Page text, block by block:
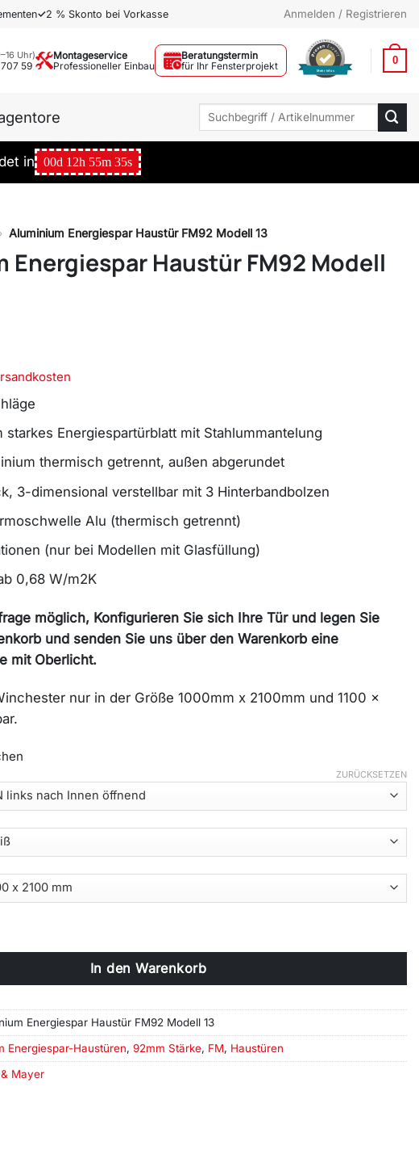
✓2 % Skonto bei Vorkasse Anmelden / Registrieren
Uhr)
59
Montageservice
Professioneller Einbau
Beratungstermin
für Ihr Fensterprojekt
Mehr Infos
0
Suchen
in 00d 12h 55m 33s
Aluminium Energiespar Haustür FM92 Modell 13
Energiespar Haustür FM92 Modell
starkes Energiespartürblatt mit Stahlummantelung
thermisch getrennt, außen abgerundet
3-dimensional verstellbar mit 3 Hinterbandbolzen
Alu (thermisch getrennt)
(nur bei Modellen mit Glasfüllung)
0,68 W/m2K
möglich, Konfigurieren Sie sich Ihre Tür und legen Sie
und senden Sie uns über den Warenkorb eine
mit Oberlicht.
nur in der Größe 1000mm x 2100mm und 1100 x
ZURÜCKSETZEN
Haustür FM92 Modell 13 Menge
In den Warenkorb
Energiespar Haustür FM92 Modell 13
Energiespar-Haustüren, 92mm Stärke, FM, Haustüren
Mayer